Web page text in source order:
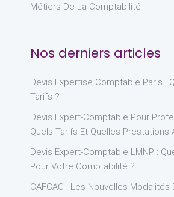
Métiers De La Comptabilité
Nos derniers articles
Devis Expertise Comptable Paris :
Tarifs ?
Devis Expert-Comptable Pour
Quels Tarifs Et Quelles Prestations
Devis Expert-Comptable LMNP :
Pour Votre Comptabilité ?
CAFCAC : Les Nouvelles Modalités